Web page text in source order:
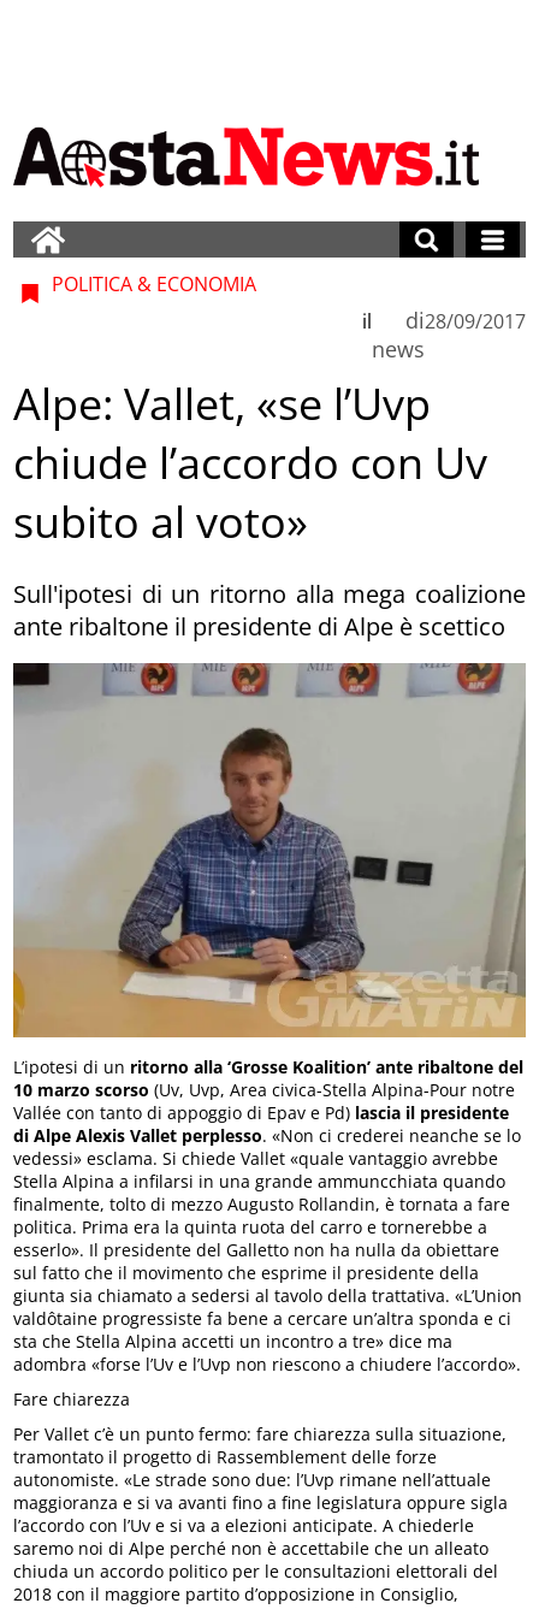
POLITICA & ECONOMIA
di
news
il 28/09/2017
Alpe: Vallet, «se l’Uvp
chiude l’accordo con Uv
subito al voto»
Sull'ipotesi di un ritorno alla mega coalizione
ante ribaltone il presidente di Alpe è scettico
L’ipotesi di un ritorno alla ‘Grosse Koalition’ ante ribaltone del
10 marzo scorso (Uv, Uvp, Area civica-Stella Alpina-Pour notre
Vallée con tanto di appoggio di Epav e Pd) lascia il presidente
di Alpe Alexis Vallet perplesso. «Non ci crederei neanche se lo
vedessi» esclama. Si chiede Vallet «quale vantaggio avrebbe
Stella Alpina a infilarsi in una grande ammuncchiata quando
finalmente, tolto di mezzo Augusto Rollandin, è tornata a fare
politica. Prima era la quinta ruota del carro e tornerebbe a
esserlo». Il presidente del Galletto non ha nulla da obiettare
sul fatto che il movimento che esprime il presidente della
giunta sia chiamato a sedersi al tavolo della trattativa. «L’Union
valdôtaine progressiste fa bene a cercare un’altra sponda e ci
sta che Stella Alpina accetti un incontro a tre» dice ma
adombra «forse l’Uv e l’Uvp non riescono a chiudere l’accordo».
Fare chiarezza
Per Vallet c’è un punto fermo: fare chiarezza sulla situazione,
tramontato il progetto di Rassemblement delle forze
autonomiste. «Le strade sono due: l’Uvp rimane nell’attuale
maggioranza e si va avanti fino a fine legislatura oppure sigla
l’accordo con l’Uv e si va a elezioni anticipate. A chiederle
saremo noi di Alpe perché non è accettabile che un alleato
chiuda un accordo politico per le consultazioni elettorali del
2018 con il maggiore partito d’opposizione in Consiglio,